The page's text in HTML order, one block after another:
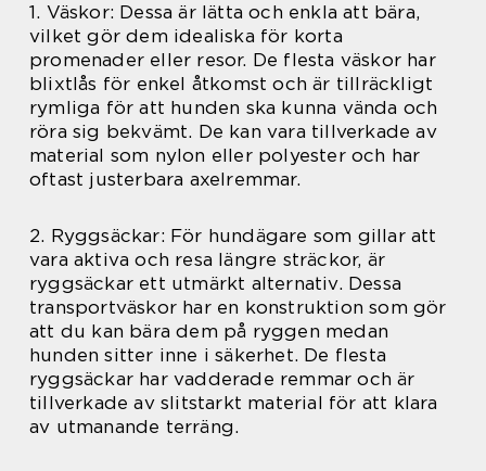
1. Väskor: Dessa är lätta och enkla att bära,
vilket gör dem idealiska för korta
promenader eller resor. De flesta väskor har
blixtlås för enkel åtkomst och är tillräckligt
rymliga för att hunden ska kunna vända och
röra sig bekvämt. De kan vara tillverkade av
material som nylon eller polyester och har
oftast justerbara axelremmar.
2. Ryggsäckar: För hundägare som gillar att
vara aktiva och resa längre sträckor, är
ryggsäckar ett utmärkt alternativ. Dessa
transportväskor har en konstruktion som gör
att du kan bära dem på ryggen medan
hunden sitter inne i säkerhet. De flesta
ryggsäckar har vadderade remmar och är
tillverkade av slitstarkt material för att klara
av utmanande terräng.